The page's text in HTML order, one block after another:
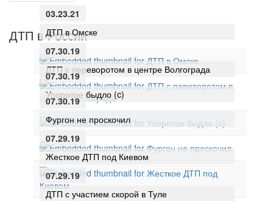
ДТП в России
03.23.21
ДТП в Омске
07.30.19
ДТП с переворотом в центре Волгограда
07.30.19
Упоротое быдло (c)
07.30.19
Фургон не проскочил
07.29.19
Жесткое ДТП под Киевом
07.29.19
ДТП с участием скорой в Туле